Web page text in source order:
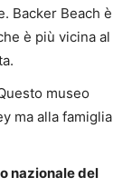
Backer Beach è
è più vicina al
museo
ma alla famiglia
nazionale del